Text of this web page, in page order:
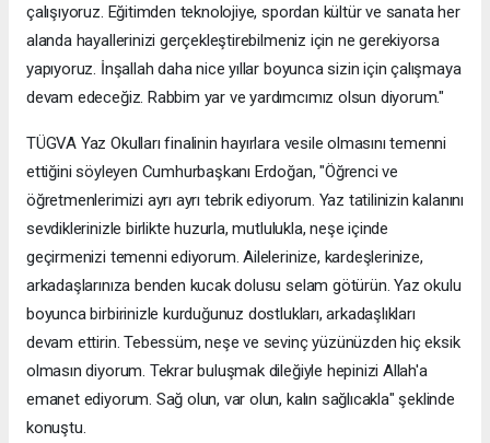
çalışıyoruz. Eğitimden teknolojiye, spordan kültür ve sanata her
alanda hayallerinizi gerçekleştirebilmeniz için ne gerekiyorsa
yapıyoruz. İnşallah daha nice yıllar boyunca sizin için çalışmaya
devam edeceğiz. Rabbim yar ve yardımcımız olsun diyorum."
TÜGVA Yaz Okulları finalinin hayırlara vesile olmasını temenni
ettiğini söyleyen Cumhurbaşkanı Erdoğan, "Öğrenci ve
öğretmenlerimizi ayrı ayrı tebrik ediyorum. Yaz tatilinizin kalanını
sevdiklerinizle birlikte huzurla, mutlulukla, neşe içinde
geçirmenizi temenni ediyorum. Ailelerinize, kardeşlerinize,
arkadaşlarınıza benden kucak dolusu selam götürün. Yaz okulu
boyunca birbirinizle kurduğunuz dostlukları, arkadaşlıkları
devam ettirin. Tebessüm, neşe ve sevinç yüzünüzden hiç eksik
olmasın diyorum. Tekrar buluşmak dileğiyle hepinizi Allah'a
emanet ediyorum. Sağ olun, var olun, kalın sağlıcakla" şeklinde
konuştu.